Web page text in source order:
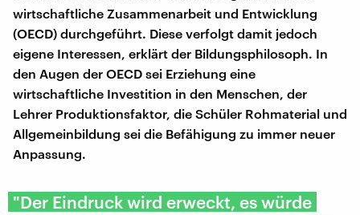
wirtschaftliche Zusammenarbeit und Entwicklung
(OECD) durchgeführt. Diese verfolgt damit jedoch
eigene Interessen, erklärt der Bildungsphilosoph. In
den Augen der OECD sei Erziehung eine
wirtschaftliche Investition in den Menschen, der
Lehrer Produktionsfaktor, die Schüler Rohmaterial und
Allgemeinbildung sei die Befähigung zu immer neuer
Anpassung.
"Der Eindruck wird erweckt, es würde